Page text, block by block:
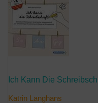
Katrin Langhans